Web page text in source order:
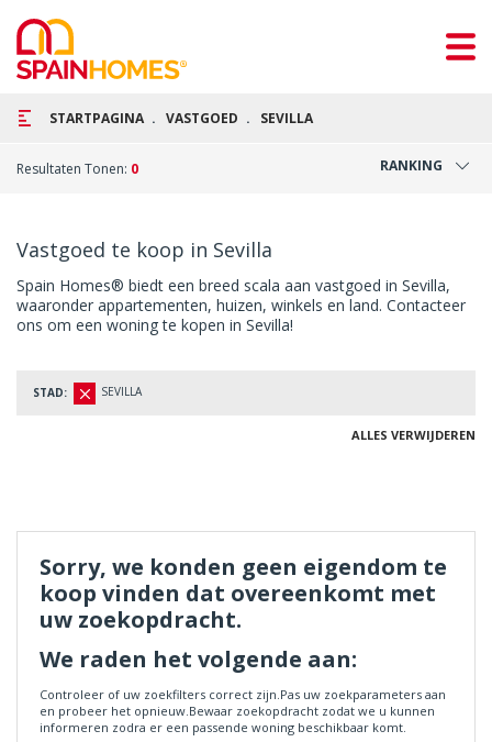
STARTPAGINA VASTGOED SEVILLA
RANKING
Resultaten Tonen: 0
Vastgoed te koop in Sevilla
Spain Homes® biedt een breed scala aan vastgoed in Sevilla,
waaronder appartementen, huizen, winkels en land. Contacteer
ons om een woning te kopen in Sevilla!
STAD: SEVILLA
ALLES VERWIJDEREN
Sorry, we konden geen eigendom te
koop vinden dat overeenkomt met
uw zoekopdracht.
We raden het volgende aan:
Controleer of uw zoekfilters correct zijn.Pas uw zoekparameters aan
en probeer het opnieuw.Bewaar zoekopdracht zodat we u kunnen
informeren zodra er een passende woning beschikbaar komt.